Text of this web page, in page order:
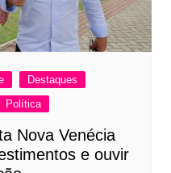
Destaques
Política
Nova Venécia
e ouvir